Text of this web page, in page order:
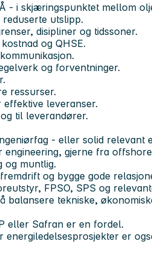
- i skjæringspunktet mellom
utslipp.
disipliner og tidssoner.
og QHSE.
og forventninger.
ressurser.
leveranser.
til leverandører.
- eller solid relevant
gjerne fra
og muntlig.
og bygge gode
FPSO, SPS og
balansere tekniske,
eller Safran er en fordel.
er